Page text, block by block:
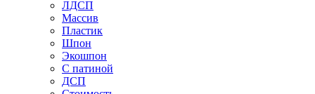
ЛДСП
Массив
Пластик
Шпон
Экошпон
С патиной
ДСП